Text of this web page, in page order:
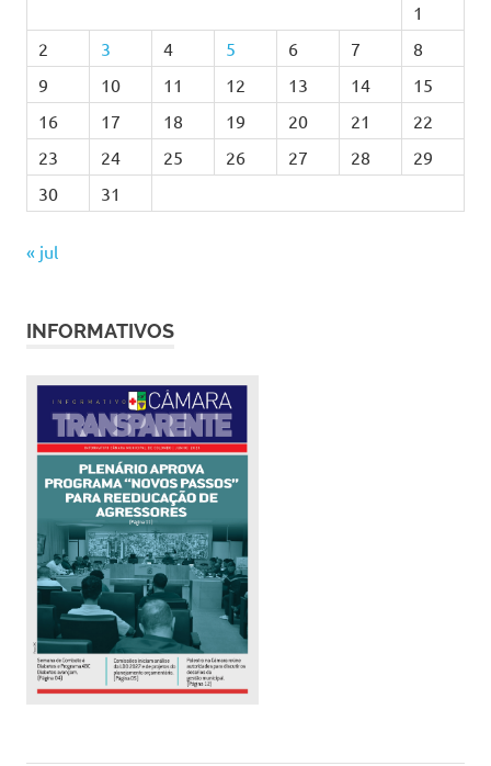
1
2
3 4 5 6 7
8
9
10 11 12 13 14
15
16
17 18 19 20 21
22
23
24 25 26 27 28
29
30
31
« jul
INFORMATIVOS